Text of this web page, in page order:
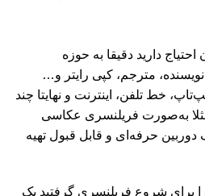
دارید دقیقا به حوزه
مترجم، کپی رایتر و…
خط تلفن، اینترنت و نهایتا چند
به‌صورت فریلنسری عکاسی
دوربین حرفه‌ای و قابل قبول تهیه
برای شروع فریلنسری گرفتید یک